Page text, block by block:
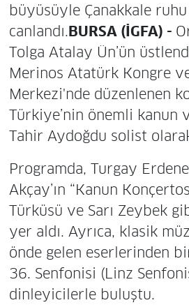
büyüsüyle Çanakkale
canlandı.BURSA (İGFA) -
Tolga Atalay Ün’ün
Merinos Atatürk Kongre
Merkezi'nde düzenlenen
Türkiye’nin önemli kanun
Tahir Aydoğdu solist
Programda, Turgay
Akçay’ın “Kanun
Türküsü ve Sarı Zeybek
yer aldı. Ayrıca, klasik
önde gelen eserlerinden
36. Senfonisi (Linz
dinleyicilerle buluştu.